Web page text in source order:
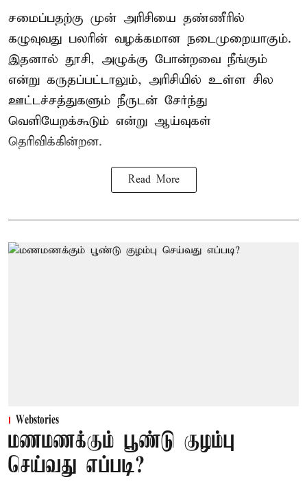
சமைப்பதற்கு முன் அரிசியை தண்ணீரில்
கழுவுவது பலரின் வழக்கமான நடைமுறையாகும்.
இதனால் தூசி, அழுக்கு போன்றவை நீங்கும்
என்று கருதப்பட்டாலும், அரிசியில் உள்ள சில
ஊட்டச்சத்துகளும் நீருடன் சேர்ந்து
வெளியேறக்கூடும் என்று ஆய்வுகள்
தெரிவிக்கின்றன.
Read More
Webstories
மணமணக்கும் பூண்டு குழம்பு
செய்வது எப்படி?